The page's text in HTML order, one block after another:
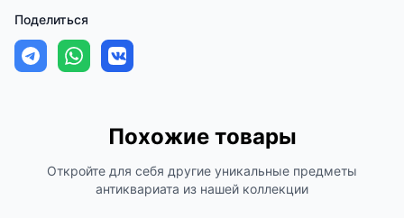
Поделиться
Похожие товары
Откройте для себя другие уникальные предметы
антиквариата из нашей коллекции